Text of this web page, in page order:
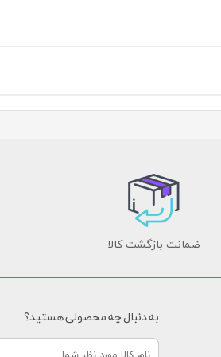
ضمانت بازگشت کالا
به دنبال چه محصولی هستید؟